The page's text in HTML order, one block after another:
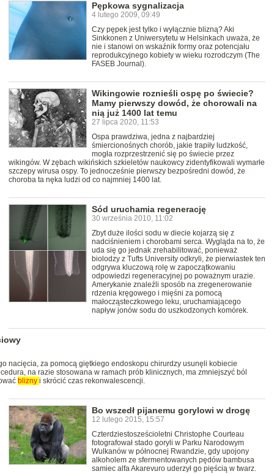
Pępkowa sygnalizacja
4 lutego 2009, 09:49
Czy pępek jest tylko i wyłącznie blizną? Aki
Sinkkonen z Uniwersytetu w Helsinkach uważa, że
nie i stanowi on wskaźnik formy oraz potencjału
reprodukcyjnego kobiety w wieku rozrodczym (The
FASEB Journal).
Wikingowie roznieśli ospę po świecie?
Mamy pierwszy dowód, że chorowali na
nią już 1400 lat temu
27 lipca 2020, 11:53
Ospa prawdziwa, jedna z najbardziej
śmiercionośnych chorób, jakie trapiły ludzkość,
mogła rozprzestrzenić się po świecie przez
wikingów. W zębach wikińskich szkieletów naukowcy zidentyfikowali wymarłe
szczepy wirusa ospy. To jednocześnie pierwszy bezpośredni dowód, że
choroba ta nęka ludzi od co najmniej 1400 lat.
Sód uruchamia regenerację
30 września 2010, 11:02
Zbyt duże ilości sodu w diecie kojarzą się z
nadciśnieniem i chorobami serca. Wygląda na to, że
uda się go jednak zrehabilitować, ponieważ
biolodzy z Tufts University odkryli, że pierwiastek ten
odgrywa kluczową rolę w zapoczątkowaniu
odpowiedzi regeneracyjnej po poważnym urazie.
Amerykanie znaleźli sposób na zregenerowanie
rdzenia kręgowego i mięśni za pomocą
małocząsteczkowego leku, uruchamiającego
napływ jonów sodu do uszkodzonych komórek.
nacięcia, za pomocą giętkiego endoskopu chirurdzy usunęli kobiecie
na razie stosowana w ramach prób klinicznych, ma zmniejszyć ból
blizny i skrócić czas rekonwalescencji.
Bo wszedł pijanemu gorylowi w drogę
12 lutego 2015, 15:57
Czterdziestosześcioletni Christophe Courteau
fotografował stado goryli w Parku Narodowym
Wulkanów w północnej Rwandzie, gdy upojony
alkoholem ze sfermentowanych pędów bambusa
samiec alfa Akarevuro uderzył go pięścią w twarz.